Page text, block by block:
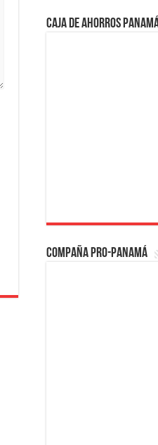
Caja de Ahorros
Compaña PRO-Panamá